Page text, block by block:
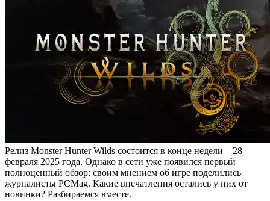
Релиз Monster Hunter Wilds состоится в конце недели – 28
февраля 2025 года. Однако в сети уже появился первый
полноценный обзор: своим мнением об игре поделились
журналисты PCMag. Какие впечатления остались у них от
новинки? Разбираемся вместе.